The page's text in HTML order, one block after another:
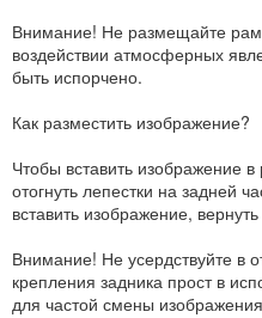
Внимание! Не размещайте
воздействии атмосферных
быть испорчено.
Как разместить изображение?
Чтобы вставить изображение
отогнуть лепестки на задней
вставить изображение,
Внимание! Не усердствуйте в
крепления задника прост в
для частой смены